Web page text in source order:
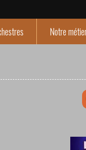
Notre